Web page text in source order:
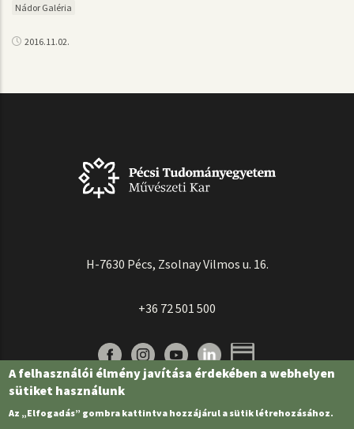
Nádor Galéria
2016.11.02.
H-7630 Pécs, Zsolnay Vilmos u. 16.
+36 72 501 500
A felhasználói élmény javítása érdekében a webhelyen
sütiket használunk
Az „Elfogadás” gombra kattintva hozzájárul a sütik létrehozásához.